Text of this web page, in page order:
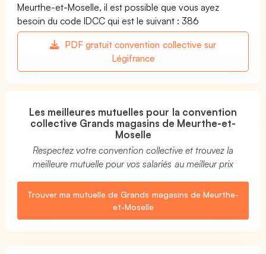
Meurthe-et-Moselle, il est possible que vous ayez
besoin du code IDCC qui est le suivant : 386
PDF gratuit convention collective sur
Légifrance
Les meilleures mutuelles pour la convention
collective Grands magasins de Meurthe-et-
Moselle
Respectez votre convention collective et trouvez la
meilleure mutuelle pour vos salariés au meilleur prix
Trouver ma mutuelle de Grands magasins de Meurthe-
et-Moselle